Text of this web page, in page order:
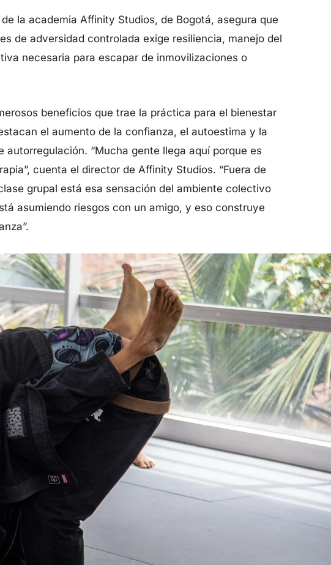
la academia Affinity Studios, de Bogotá, asegura que
de adversidad controlada exige resiliencia, manejo del
necesaria para escapar de inmovilizaciones o
beneficios que trae la práctica para el bienestar
el aumento de la confianza, el autoestima y la
autorregulación. “Mucha gente llega aquí porque es
cuenta el director de Affinity Studios. “Fuera de
grupal está esa sensación del ambiente colectivo
asumiendo riesgos con un amigo, y eso construye